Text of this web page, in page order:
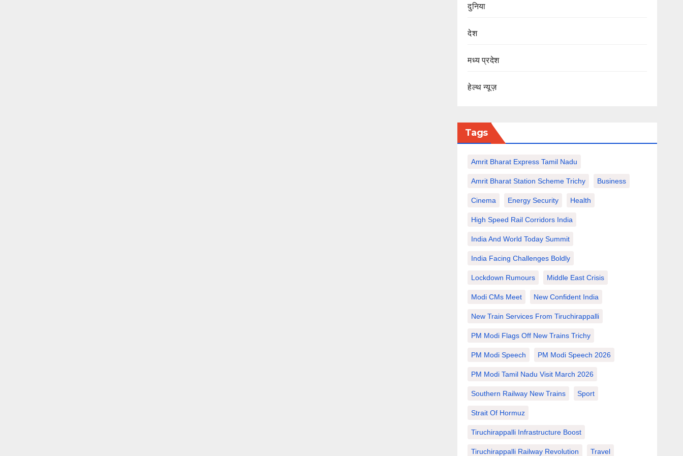
दुनिया
देश
मध्य प्रदेश
हेल्थ न्यूज़
Tags
Amrit Bharat Express Tamil Nadu
Amrit Bharat Station Scheme Trichy Business
Cinema Energy Security Health
High Speed Rail Corridors India
India And World Today Summit
India Facing Challenges Boldly
Lockdown Rumours Middle East Crisis
Modi CMs Meet New Confident India
New Train Services From Tiruchirappalli
PM Modi Flags Off New Trains Trichy
PM Modi Speech PM Modi Speech 2026
PM Modi Tamil Nadu Visit March 2026
Southern Railway New Trains Sport
Strait Of Hormuz
Tiruchirappalli Infrastructure Boost
Tiruchirappalli Railway Revolution Travel